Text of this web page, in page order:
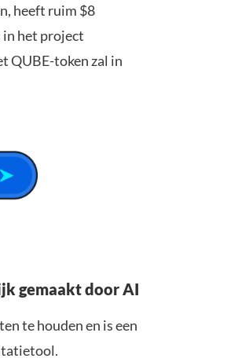
heeft ruim $8
in het project
QUBE-token zal in
gemaakt door AI
te houden en is een